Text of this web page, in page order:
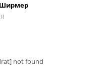
Ширмер
not found